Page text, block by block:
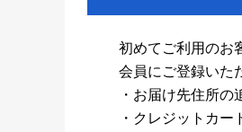
初めてご利用のお
会員にご登録いた
・お届け先住所の
・クレジットカー